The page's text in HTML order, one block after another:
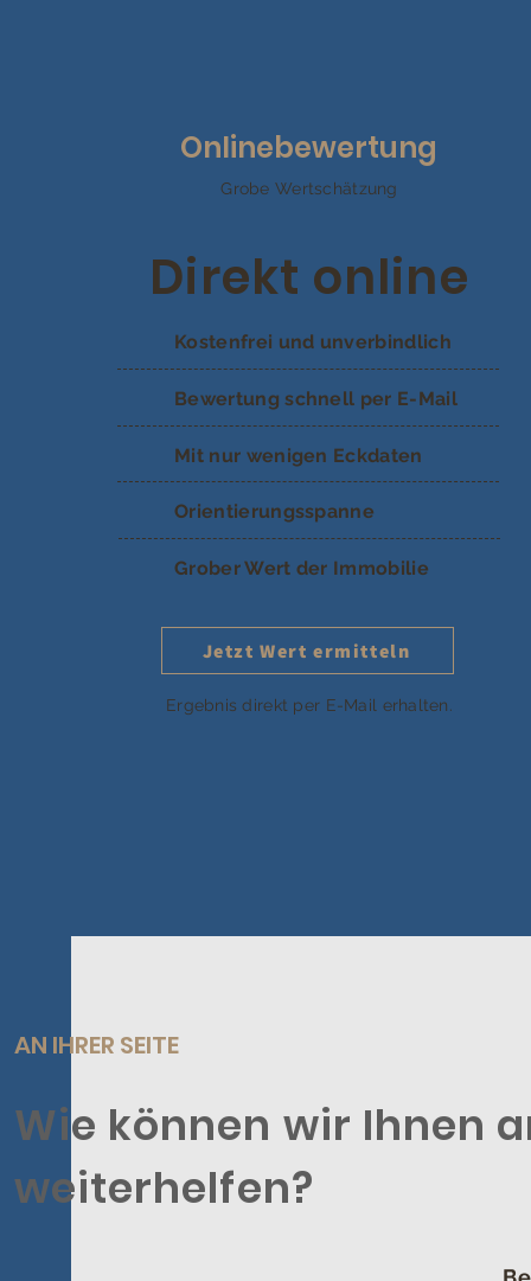
Onlinebewertung
Grobe Wertschätzung
Direkt online
Kostenfrei und unverbindlich
Bewertung schnell per E-Mail
Mit nur wenigen Eckdaten
Orientierungsspanne
Grober Wert der Immobilie
Jetzt Wert ermitteln
Ergebnis direkt per E-Mail erhalten.
AN IHRER SEITE
Wie können wir Ihnen
weiterhelfen?